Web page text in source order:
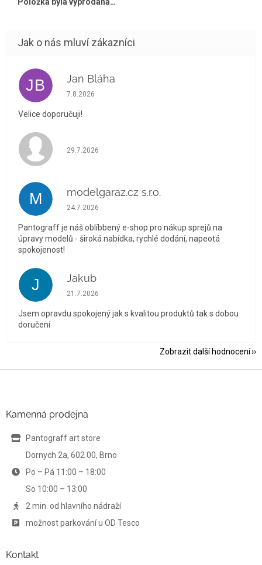
JB Jan Bláha
Hodnocení obchodu je 5 z 5 hvězdiček.
7.8.2026
Velice doporučuji!
Hodnocení obchodu je 5 z 5 hvězdiček.
29.7.2026
M modelgaraz.cz s.r.o.
Hodnocení obchodu je 5 z 5 hvězdiček.
24.7.2026
Pantograff je náš oblíbbený e-shop pro nákup sprejů na
úpravy modelů - široká nabídka, rychlé dodání, napeotá
spokojenost!
J Jakub
Hodnocení obchodu je 5 z 5 hvězdiček.
21.7.2026
Jsem opravdu spokojený jak s kvalitou produktů tak s dobou
doručení
Zobrazit další hodnocení
Kamenná prodejna
Pantograff art store
Dornych 2a, 602 00, Brno
Po – Pá 11:00 – 18:00
So 10:00 – 13:00
2 min. od hlavního nádraží
možnost parkování u OD Tesco
Kontakt